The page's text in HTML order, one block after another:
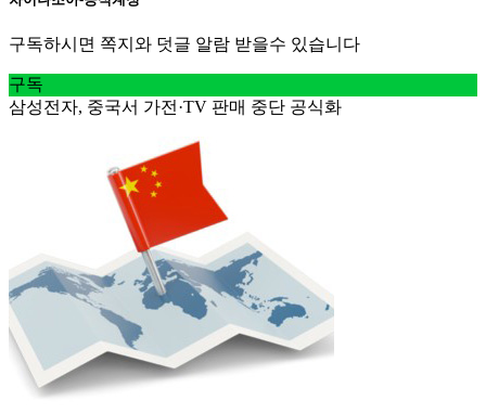
구독하시면 쪽지와 덧글 알람 받을수 있습니다
구독
삼성전자, 중국서 가전·TV 판매 중단 공식화